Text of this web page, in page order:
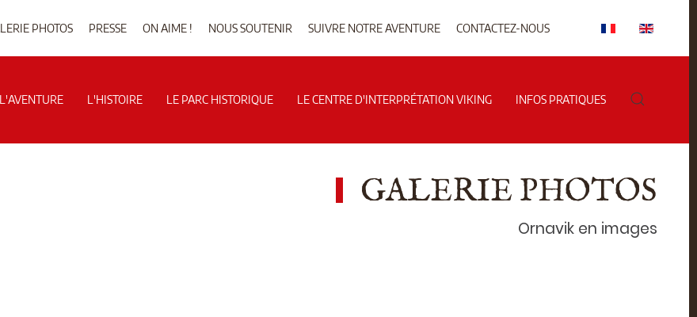
PHOTOS PRESSE ON AIME ! NOUS SOUTENIR SUIVRE NOTRE AVENTURE CONTACTEZ-NOUS
L'AVENTURE L'HISTOIRE LE PARC HISTORIQUE LE CENTRE D'INTERPRÉTATION VIKING INFOS PRATIQUES
GALERIE PHOTOS
Ornavik en images